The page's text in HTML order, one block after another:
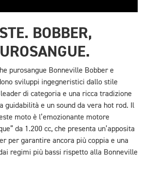
BOBBER,
purosangue Bonneville Bobber e
sviluppi ingegneristici dallo stile
di categoria e una ricca tradizione
guidabilità e un sound da vera hot rod. Il
moto è l’emozionante motore
da 1.200 cc, che presenta un’apposita
per garantire ancora più coppia e una
regimi più bassi rispetto alla Bonneville